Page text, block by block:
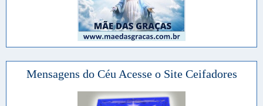
Mensagens do Céu Acesse o Site Ceifadores